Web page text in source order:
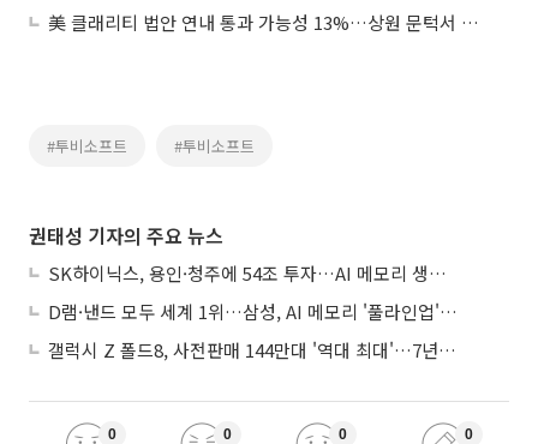
美 클래리티 법안 연내 통과 가능성 13%…상원 문턱서 제동
#투비소프트 #투비소프트
권태성 기자의 주요 뉴스
SK하이닉스, 용인·청주에 54조 투자…AI 메모리 생산기지 키운다
D램·낸드 모두 세계 1위…삼성, AI 메모리 '풀라인업'으로 승부
갤럭시 Z 폴드8, 사전판매 144만대 '역대 최대'…7년만에 갤노트10 기록 넘어
0 0 0 0